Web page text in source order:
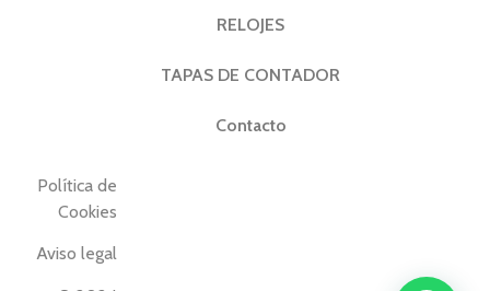
RELOJES
TAPAS DE CONTADOR
Contacto
Política de
Cookies
Aviso legal